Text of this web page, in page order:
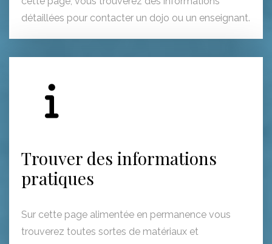
cette page, vous trouverez des informations
détaillées pour contacter un dojo ou un enseignant.
Trouver des informations
pratiques
Sur cette page alimentée en permanence vous
trouverez toutes sortes de matériaux et